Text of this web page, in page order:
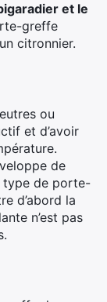
et le
greffe
citronnier.
ou
et d’avoir
de
type de porte-
d’abord la
n’est pas